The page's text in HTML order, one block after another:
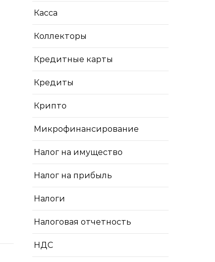
Касса
Коллекторы
Кредитные карты
Кредиты
Крипто
Микрофинансирование
Налог на имущество
Налог на прибыль
Налоги
Налоговая отчетность
НДС